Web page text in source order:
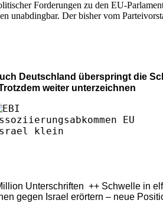
Forderungen zu den EU-
unabdingbar. Der bisher vom
Deutschland überspringt die
weiter unterzeichnen
Unterschriften ++ Schwelle in
gegen Israel erörtern – neue